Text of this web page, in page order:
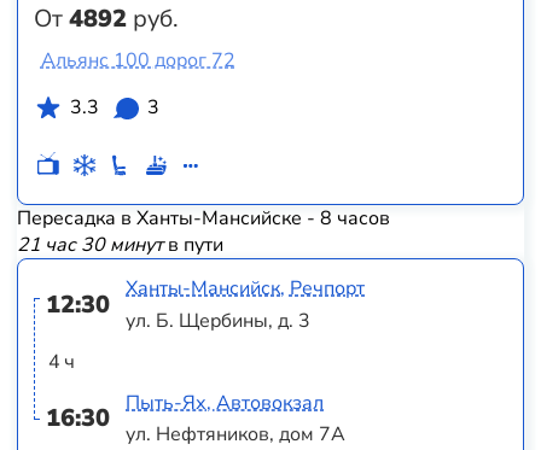
От4892 руб.
Альянс 100 дорог 72
3.3
3
Пересадка в Ханты-Мансийске - 8 часов
21 час 30 минутв пути
12:30
4 ч
16:30
Ханты-Мансийск, Речпорт
ул. Б. Щербины, д. 3
Пыть-Ях, Автовокзал
ул. Нефтяников, дом 7А